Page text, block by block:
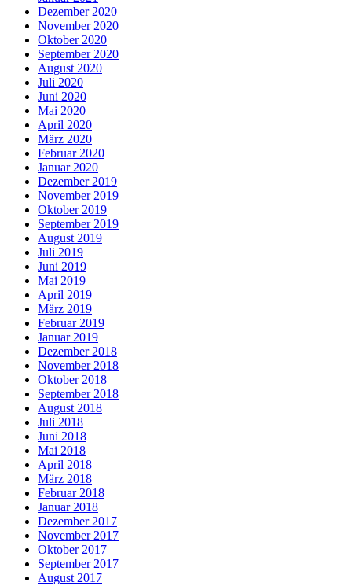
Dezember 2020
November 2020
Oktober 2020
September 2020
August 2020
Juli 2020
Juni 2020
Mai 2020
April 2020
März 2020
Februar 2020
Januar 2020
Dezember 2019
November 2019
Oktober 2019
September 2019
August 2019
Juli 2019
Juni 2019
Mai 2019
April 2019
März 2019
Februar 2019
Januar 2019
Dezember 2018
November 2018
Oktober 2018
September 2018
August 2018
Juli 2018
Juni 2018
Mai 2018
April 2018
März 2018
Februar 2018
Januar 2018
Dezember 2017
November 2017
Oktober 2017
September 2017
August 2017